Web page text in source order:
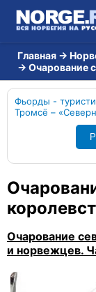
Главная →
→ Очарование
Фьорды -
Тромсё –
Очарование
и норвежцев.